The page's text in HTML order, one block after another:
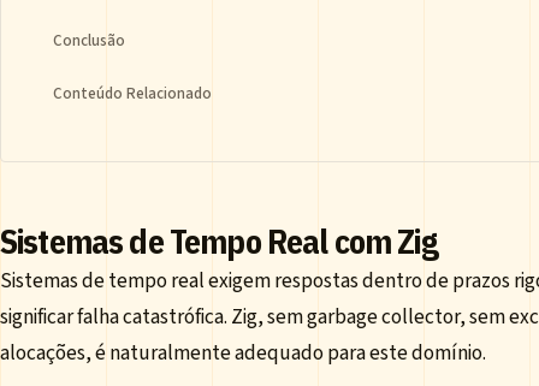
Conclusão
Conteúdo Relacionado
Sistemas de Tempo Real com Zig
Sistemas de tempo real exigem respostas dentro de prazos
significar falha catastrófica. Zig, sem garbage collector, sem
alocações, é naturalmente adequado para este domínio.